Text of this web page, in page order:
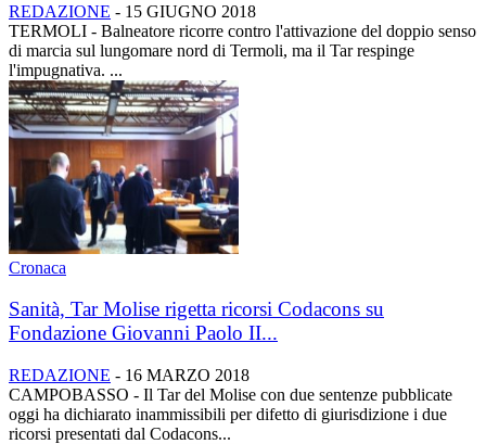
REDAZIONE - 15 GIUGNO 2018
TERMOLI - Balneatore ricorre contro l'attivazione del doppio senso
di marcia sul lungomare nord di Termoli, ma il Tar respinge
l'impugnativa. ...
Cronaca
Sanità, Tar Molise rigetta ricorsi Codacons su
Fondazione Giovanni Paolo II...
REDAZIONE - 16 MARZO 2018
CAMPOBASSO - Il Tar del Molise con due sentenze pubblicate
oggi ha dichiarato inammissibili per difetto di giurisdizione i due
ricorsi presentati dal Codacons...